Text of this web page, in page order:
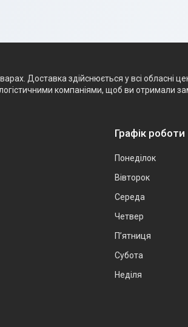
Доставка здійснюється у всі обласні
компаніями, щоб ви отримали
Графік роботи
Понеділок
Вівторок
Середа
Четвер
Пʼятниця
Субота
Неділя